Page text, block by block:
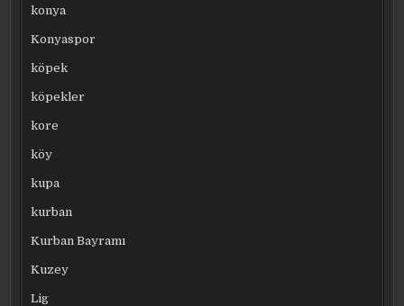
konya
Konyaspor
köpek
köpekler
kore
köy
kupa
kurban
Kurban Bayramı
Kuzey
Lig